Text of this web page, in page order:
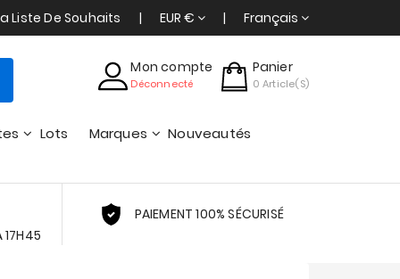
Liste De Souhaits EUR € Français
Mon compte
Déconnecté
Panier
0 Article(s)
Lots Marques Nouveautés
17H45
PAIEMENT 100% SÉCURISÉ